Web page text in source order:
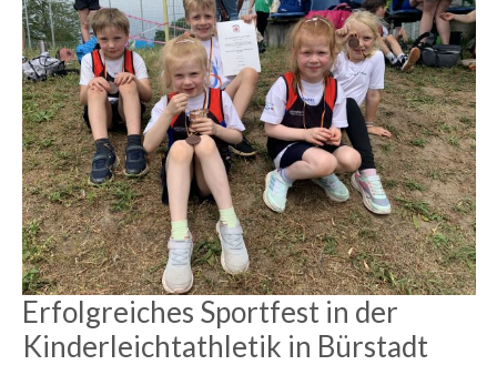
Erfolgreiches Sportfest in der
Kinderleichtathletik in Bürstadt